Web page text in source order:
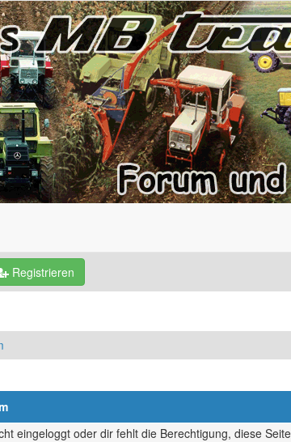
Registrieren
eingeloggt oder dir fehlt die Berechtigung, diese